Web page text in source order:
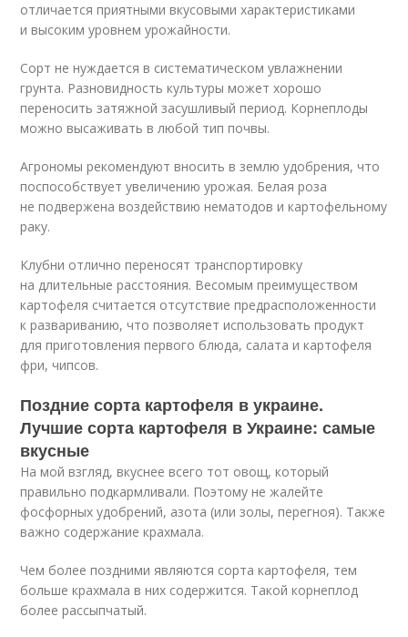
отличается приятными вкусовыми характеристиками
и высоким уровнем урожайности.
Сорт не нуждается в систематическом увлажнении
грунта. Разновидность культуры может хорошо
переносить затяжной засушливый период. Корнеплоды
можно высаживать в любой тип почвы.
Агрономы рекомендуют вносить в землю удобрения, что
поспособствует увеличению урожая. Белая роза
не подвержена воздействию нематодов и картофельному
раку.
Клубни отлично переносят транспортировку
на длительные расстояния. Весомым преимуществом
картофеля считается отсутствие предрасположенности
к развариванию, что позволяет использовать продукт
для приготовления первого блюда, салата и картофеля
фри, чипсов.
Поздние сорта картофеля в украине.
Лучшие сорта картофеля в Украине: самые
вкусные
На мой взгляд, вкуснее всего тот овощ, который
правильно подкармливали. Поэтому не жалейте
фосфорных удобрений, азота (или золы, перегноя). Также
важно содержание крахмала.
Чем более поздними являются сорта картофеля, тем
больше крахмала в них содержится. Такой корнеплод
более рассыпчатый.